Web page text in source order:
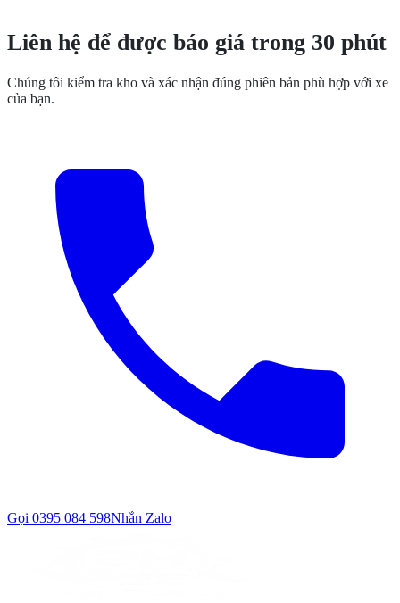
Liên hệ để được báo giá trong 30 phút
Chúng tôi kiểm tra kho và xác nhận đúng phiên bản phù hợp với xe
của bạn.
Gọi 0395 084 598Nhắn Zalo